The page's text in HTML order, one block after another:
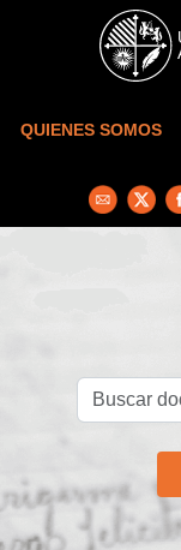
Skip to main content
QUIENES SOMOS